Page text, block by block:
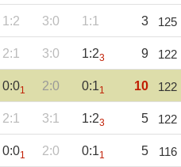
1:2 3:0 1:1 3 125
2:1 3:0 1:23 9 122
0:01 2:0 0:11 10 122
2:1 3:1 1:23 5 122
0:01 2:0 0:11 5 116